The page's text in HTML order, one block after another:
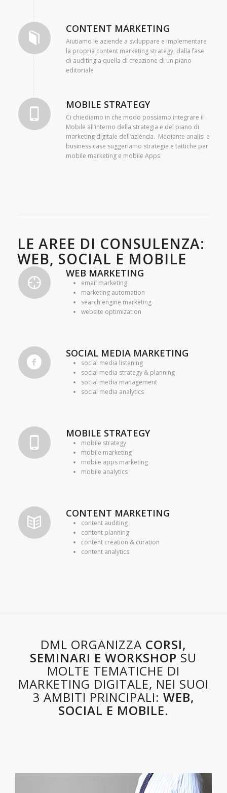
CONTENT MARKETING
Aiutiamo le aziende a sviluppare e implementare
la propria content marketing strategy, dalla fase
di auditing a quella di creazione di un piano
editoriale
MOBILE STRATEGY
Ci chiediamo in che modo possiamo integrare il
Mobile all’interno della strategia e del piano di
marketing digitale dell’azienda. Mediante analisi e
business case suggeriamo strategie e tattiche per
mobile marketing e mobile Apps
LE AREE DI CONSULENZA:
WEB, SOCIAL E MOBILE
WEB MARKETING
email marketing
marketing automation
search engine marketing
website optimization
SOCIAL MEDIA MARKETING
social media listening
social media strategy & planning
social media management
social media analytics
MOBILE STRATEGY
mobile strategy
mobile marketing
mobile apps marketing
mobile analytics
CONTENT MARKETING
content auditing
content planning
content creation & curation
content analytics
DML ORGANIZZA CORSI,
SEMINARI E WORKSHOP SU
MOLTE TEMATICHE DI
MARKETING DIGITALE, NEI SUOI
3 AMBITI PRINCIPALI: WEB,
SOCIAL E MOBILE.